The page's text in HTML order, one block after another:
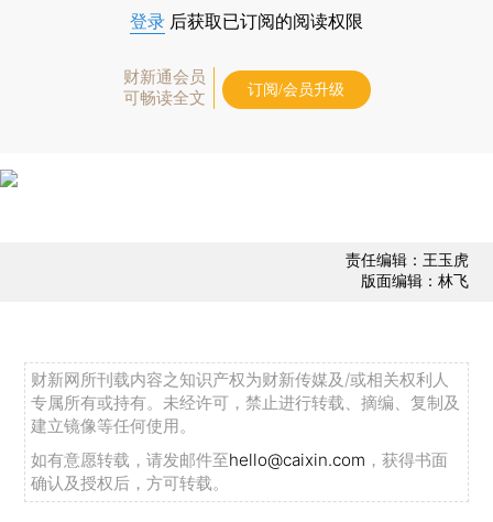
登录 后获取已订阅的阅读权限
财新通会员
可畅读全文
订阅/会员升级
责任编辑：王玉虎
版面编辑：林飞
财新网所刊载内容之知识产权为财新传媒及/或相关权利人
专属所有或持有。未经许可，禁止进行转载、摘编、复制及
建立镜像等任何使用。
如有意愿转载，请发邮件至hello@caixin.com ，获得书面
确认及授权后，方可转载。